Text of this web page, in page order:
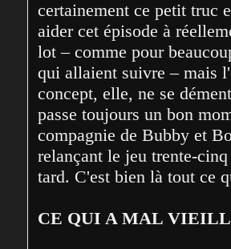
certainement ce petit truc
aider cet épisode à
lot – comme pour
qui allaient suivre – mais
concept, elle, ne se
passe toujours un bon
compagnie de Bubby et
relançant le jeu trente-
tard. C'est bien là tout ce
CE QUI A MAL